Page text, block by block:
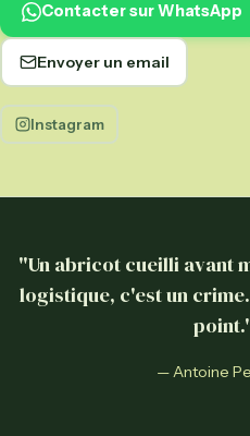
Contacter sur WhatsApp
Envoyer un email
Instagram
"Un abricot cueilli avant
logistique, c'est un
— Antoine